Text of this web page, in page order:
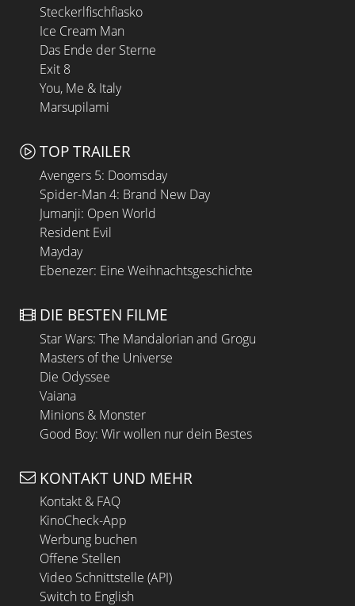
Steckerlfischfiasko
Ice Cream Man
Das Ende der Sterne
Exit 8
You, Me & Italy
Marsupilami
TOP TRAILER
Avengers 5: Doomsday
Spider-Man 4: Brand New Day
Jumanji: Open World
Resident Evil
Mayday
Ebenezer: Eine Weihnachtsgeschichte
DIE BESTEN FILME
Star Wars: The Mandalorian and Grogu
Masters of the Universe
Die Odyssee
Vaiana
Minions & Monster
Good Boy: Wir wollen nur dein Bestes
KONTAKT UND MEHR
Kontakt & FAQ
KinoCheck-App
Werbung buchen
Offene Stellen
Video Schnittstelle (API)
Switch to English